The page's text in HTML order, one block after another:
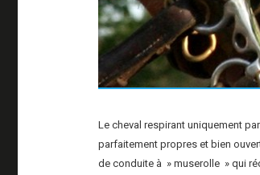
Le cheval respirant uniquement
parfaitement propres et bien
de conduite à » muserolle » qui